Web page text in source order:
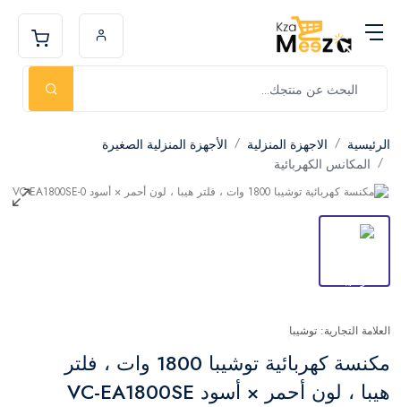
الرئيسية الاجهزة المنزلية
الأجهزة المنزلية الصغيرة
المكانس الكهربائية
العلامة التجارية: توشيبا
مكنسة كهربائية توشيبا 1800 وات ، فلتر
هيبا ، لون أحمر × أسود VC-EA1800SE